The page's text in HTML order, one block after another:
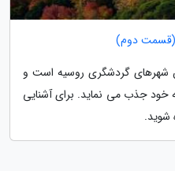
(قسمت دوم)
گردشگری روسیه است و
خود جذب می نماید. برای آشنایی
شوید.